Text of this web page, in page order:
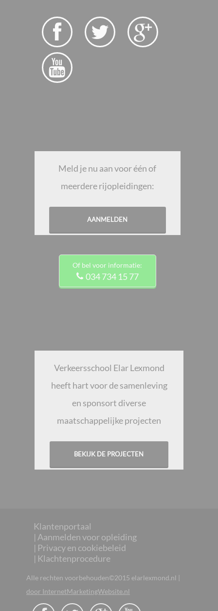
 


Meld je nu aan voor één of
meerdere rijopleidingen:
AANMELDEN
Of bel voor informatie:
034 734 15 77
Verkeersschool Elar Lexmond
heeft hart voor de samenleving
en sponsort diverse
maatschappelijke projecten
BEKIJK DE PROJECTEN
Klantenportaal
| Aanmelden voor opleiding
| Privacy en cookiebeleid
| Klachtenprocedure
Alle rechten voorbehouden©2015 elarlexmond.nl |
door InternetMarketingWebsite.nl